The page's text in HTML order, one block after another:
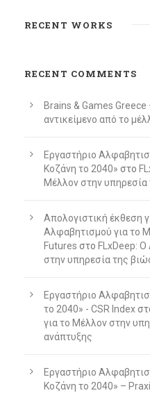
RECENT WORKS
RECENT COMMENTS
Brains & Games
αντικείμενο από το
Εργαστήριο
Κοζάνη το 2040» στο
Μέλλον στην
Απολογιστική έκθεση
Αλφαβητισμού για το
Futures στο FLxDeep:
στην υπηρεσία της
Εργαστήριο
το 2040» - CSR Index
για το Μέλλον στην
ανάπτυξης
Εργαστήριο
Κοζάνη το 2040» –